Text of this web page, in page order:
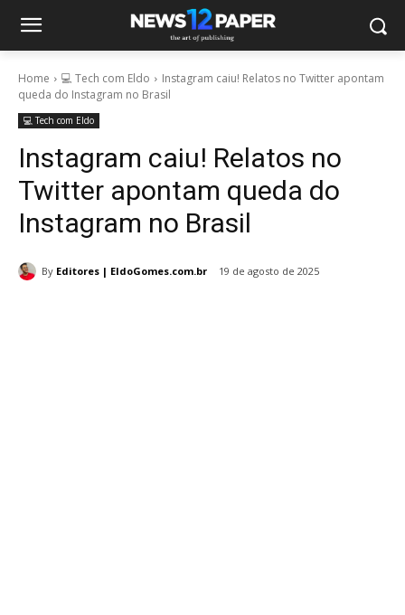
Home 💻 Tech com Eldo
Instagram caiu! Relatos no Twitter apontam
queda do Instagram no Brasil
💻 Tech com Eldo
Instagram caiu! Relatos no
Twitter apontam queda do
Instagram no Brasil
By Editores | EldoGomes.com.br 19 de agosto de 2025